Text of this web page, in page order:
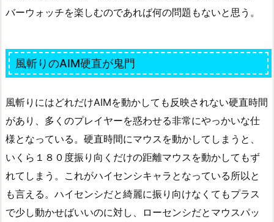
バーウォッチを楽しむのであれば何の問題もないと思う。
風斬りのAIM硬直が鬼門
風斬りにはどれだけAIMを動かしても反映されない硬直時間
があり、多くのプレイヤーを惑わせる非常にやっかいな仕
様となっている。硬直時間にマウスを動かしてしまうと、
いくら１８０度振り向くだけの距離マウスを動かしてもず
れてしまう。これがハイセンシキャラとなっている所以と
も言える。ハイセンシだと綺麗に振り向けなくてもプラス
で少し動かせばいいのに対し、ローセンシだとマウスパッ